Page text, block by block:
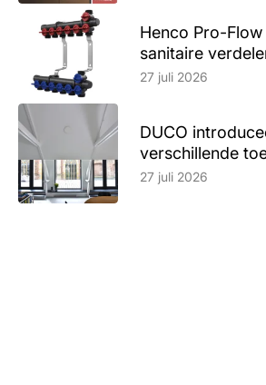
Henco Pro-
sanitaire
Lees artikel
27 juli 2026
DUCO
verschillende
Lees artikel
27 juli 2026